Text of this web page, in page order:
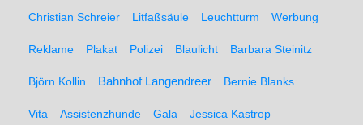
Christian Schreier Litfaßsäule Leuchtturm Werbung
Reklame Plakat Polizei Blaulicht Barbara Steinitz
Björn Kollin Bahnhof Langendreer Bernie Blanks
Vita Assistenzhunde Gala Jessica Kastrop